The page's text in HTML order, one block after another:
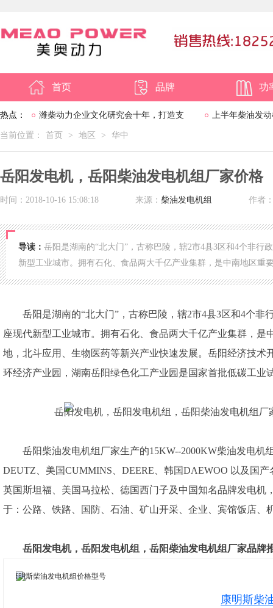
首页 品牌 功
热点： 潍柴动力企业文化研究会十年，打造支 上半年柴油发
当前位置： 首页 > 地区 > 华中
岳阳发电机，岳阳柴油发电机组厂家价格
时间：2018-10-16 15:08:18 来源： 柴油发电机组 作者
导读： 岳阳是湖南的“北大门”，古称巴陵，辖2市4县3区和4个非行
新型工业城市。拥有石化、食品两大千亿产业集群，是中南地区重
生物医药等新兴产业快速发展。岳阳经济技术开发区为国家级开发
岳阳是湖南的“北大门”，古称巴陵，辖2市4县3区和4个
座现代新型工业城市。拥有石化、食品两大千亿产业集群，
地，北斗应用、生物医药等新兴产业快速发展。岳阳经济技
环经济产业园，湖南岳阳绿色化工产业园是国家首批低碳工业
岳阳柴油发电机组厂家生产的15KW--2000KW柴油发电
DEUTZ、美国CUMMINS、DEERE、韩国DAEWOO 以及国
英国斯坦福、美国马拉松、德国西门子及中国知名品牌发电
于：公路、铁路、国防、石油、矿山开采、企业、宾馆饭店、
岳阳发电机，岳阳发电机组，岳阳柴油发电机组厂家品牌
康明斯柴